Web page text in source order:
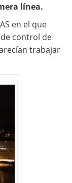
línea.
en el que
control de
trabajar